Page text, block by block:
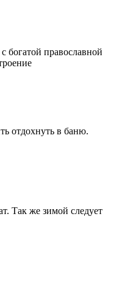
богатой православной
отдохнуть в баню.
Так же зимой следует